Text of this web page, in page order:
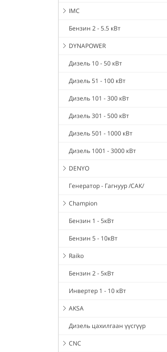
IMC
Бензин 2 - 5.5 кВт
DYNAPOWER
Дизель 10 - 50 кВт
Дизель 51 - 100 кВт
Дизель 101 - 300 кВт
Дизель 301 - 500 кВт
Дизель 501 - 1000 кВт
Дизель 1001 - 3000 кВт
DENYO
Генератор - Гагнуур /САК/
Champion
Бензин 1 - 5кВт
Бензин 5 - 10кВт
Raiko
Бензин 2 - 5кВт
Инвертер 1 - 10 кВт
AKSA
Дизель цахилгаан үүсгүүр
CNC